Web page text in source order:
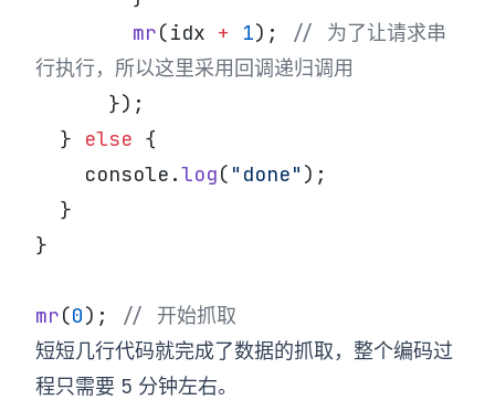
        mr
(idx + 1);
// 为了让请求串
行执行，所以这里采用回调递归调用
      });
  }
else {
    console.
log( "done" );
  }
}
mr(0); // 开始抓取
短短几行代码就完成了数据的抓取，整个编码过
程只需要 5 分钟左右。